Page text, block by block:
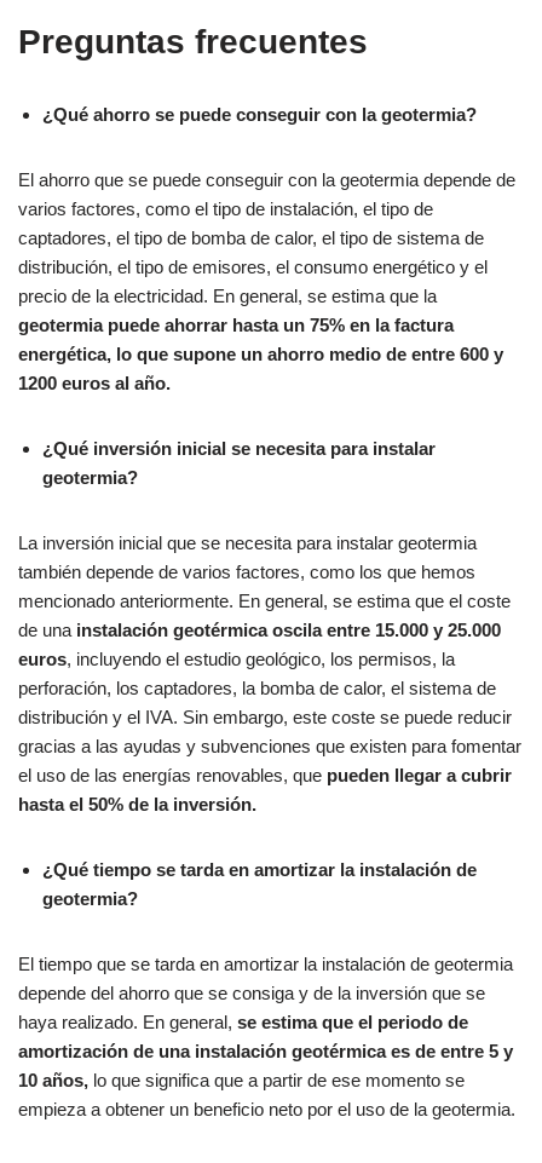
Preguntas frecuentes
¿Qué ahorro se puede conseguir con la geotermia?
El ahorro que se puede conseguir con la geotermia depende de
varios factores, como el tipo de instalación, el tipo de
captadores, el tipo de bomba de calor, el tipo de sistema de
distribución, el tipo de emisores, el consumo energético y el
precio de la electricidad. En general, se estima que la
geotermia puede ahorrar hasta un 75% en la factura
energética, lo que supone un ahorro medio de entre 600 y
1200 euros al año.
¿Qué inversión inicial se necesita para instalar
geotermia?
La inversión inicial que se necesita para instalar geotermia
también depende de varios factores, como los que hemos
mencionado anteriormente. En general, se estima que el coste
de una instalación geotérmica oscila entre 15.000 y 25.000
euros, incluyendo el estudio geológico, los permisos, la
perforación, los captadores, la bomba de calor, el sistema de
distribución y el IVA. Sin embargo, este coste se puede reducir
gracias a las ayudas y subvenciones que existen para fomentar
el uso de las energías renovables, que pueden llegar a cubrir
hasta el 50% de la inversión.
¿Qué tiempo se tarda en amortizar la instalación de
geotermia?
El tiempo que se tarda en amortizar la instalación de geotermia
depende del ahorro que se consiga y de la inversión que se
haya realizado. En general, se estima que el periodo de
amortización de una instalación geotérmica es de entre 5 y
10 años, lo que significa que a partir de ese momento se
empieza a obtener un beneficio neto por el uso de la geotermia.